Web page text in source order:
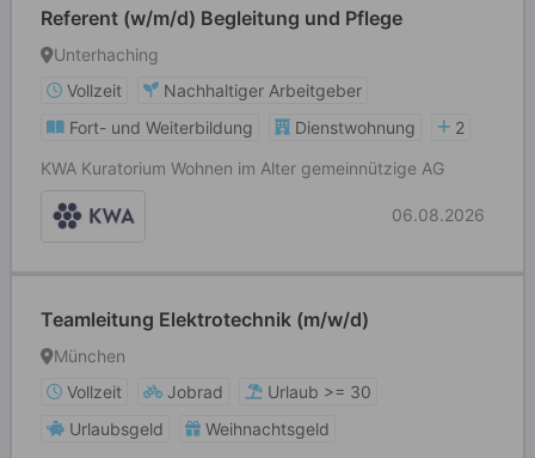
Referent (w/m/d) Begleitung und Pflege
Unterhaching
Vollzeit
Nachhaltiger Arbeitgeber
Fort- und Weiterbildung
Dienstwohnung
2
KWA Kuratorium Wohnen im Alter gemeinnützige AG
06.08.2026
Teamleitung Elektrotechnik (m/w/d)
München
Vollzeit
Jobrad
Urlaub >= 30
Urlaubsgeld
Weihnachtsgeld